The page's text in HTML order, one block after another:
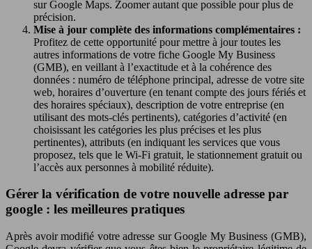
sur Google Maps. Zoomer autant que possible pour plus de
précision.
Mise à jour complète des informations complémentaires :
Profitez de cette opportunité pour mettre à jour toutes les
autres informations de votre fiche Google My Business
(GMB), en veillant à l’exactitude et à la cohérence des
données : numéro de téléphone principal, adresse de votre site
web, horaires d’ouverture (en tenant compte des jours fériés et
des horaires spéciaux), description de votre entreprise (en
utilisant des mots-clés pertinents), catégories d’activité (en
choisissant les catégories les plus précises et les plus
pertinentes), attributs (en indiquant les services que vous
proposez, tels que le Wi-Fi gratuit, le stationnement gratuit ou
l’accès aux personnes à mobilité réduite).
Gérer la vérification de votre nouvelle adresse par
google : les meilleures pratiques
Après avoir modifié votre adresse sur Google My Business (GMB),